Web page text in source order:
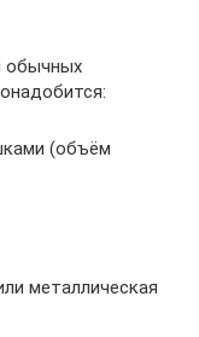
обычных
(объём
металлическая